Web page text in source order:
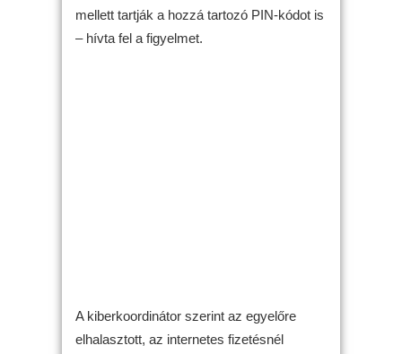
mellett tartják a hozzá tartozó PIN-kódot is
– hívta fel a figyelmet.
A kiberkoordinátor szerint az egyelőre
elhalasztott, az internetes fizetésnél